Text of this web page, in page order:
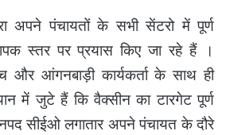
अपने पंचायतों के सभी सेंटरो में पूर्ण
स्तर पर प्रयास किए जा रहे हैं ।
और आंगनबाड़ी कार्यकर्ता के साथ ही
में जुटे हैं कि वैक्सीन का टारगेट पूर्ण
सीईओ लगातार अपने पंचायत के दौरे